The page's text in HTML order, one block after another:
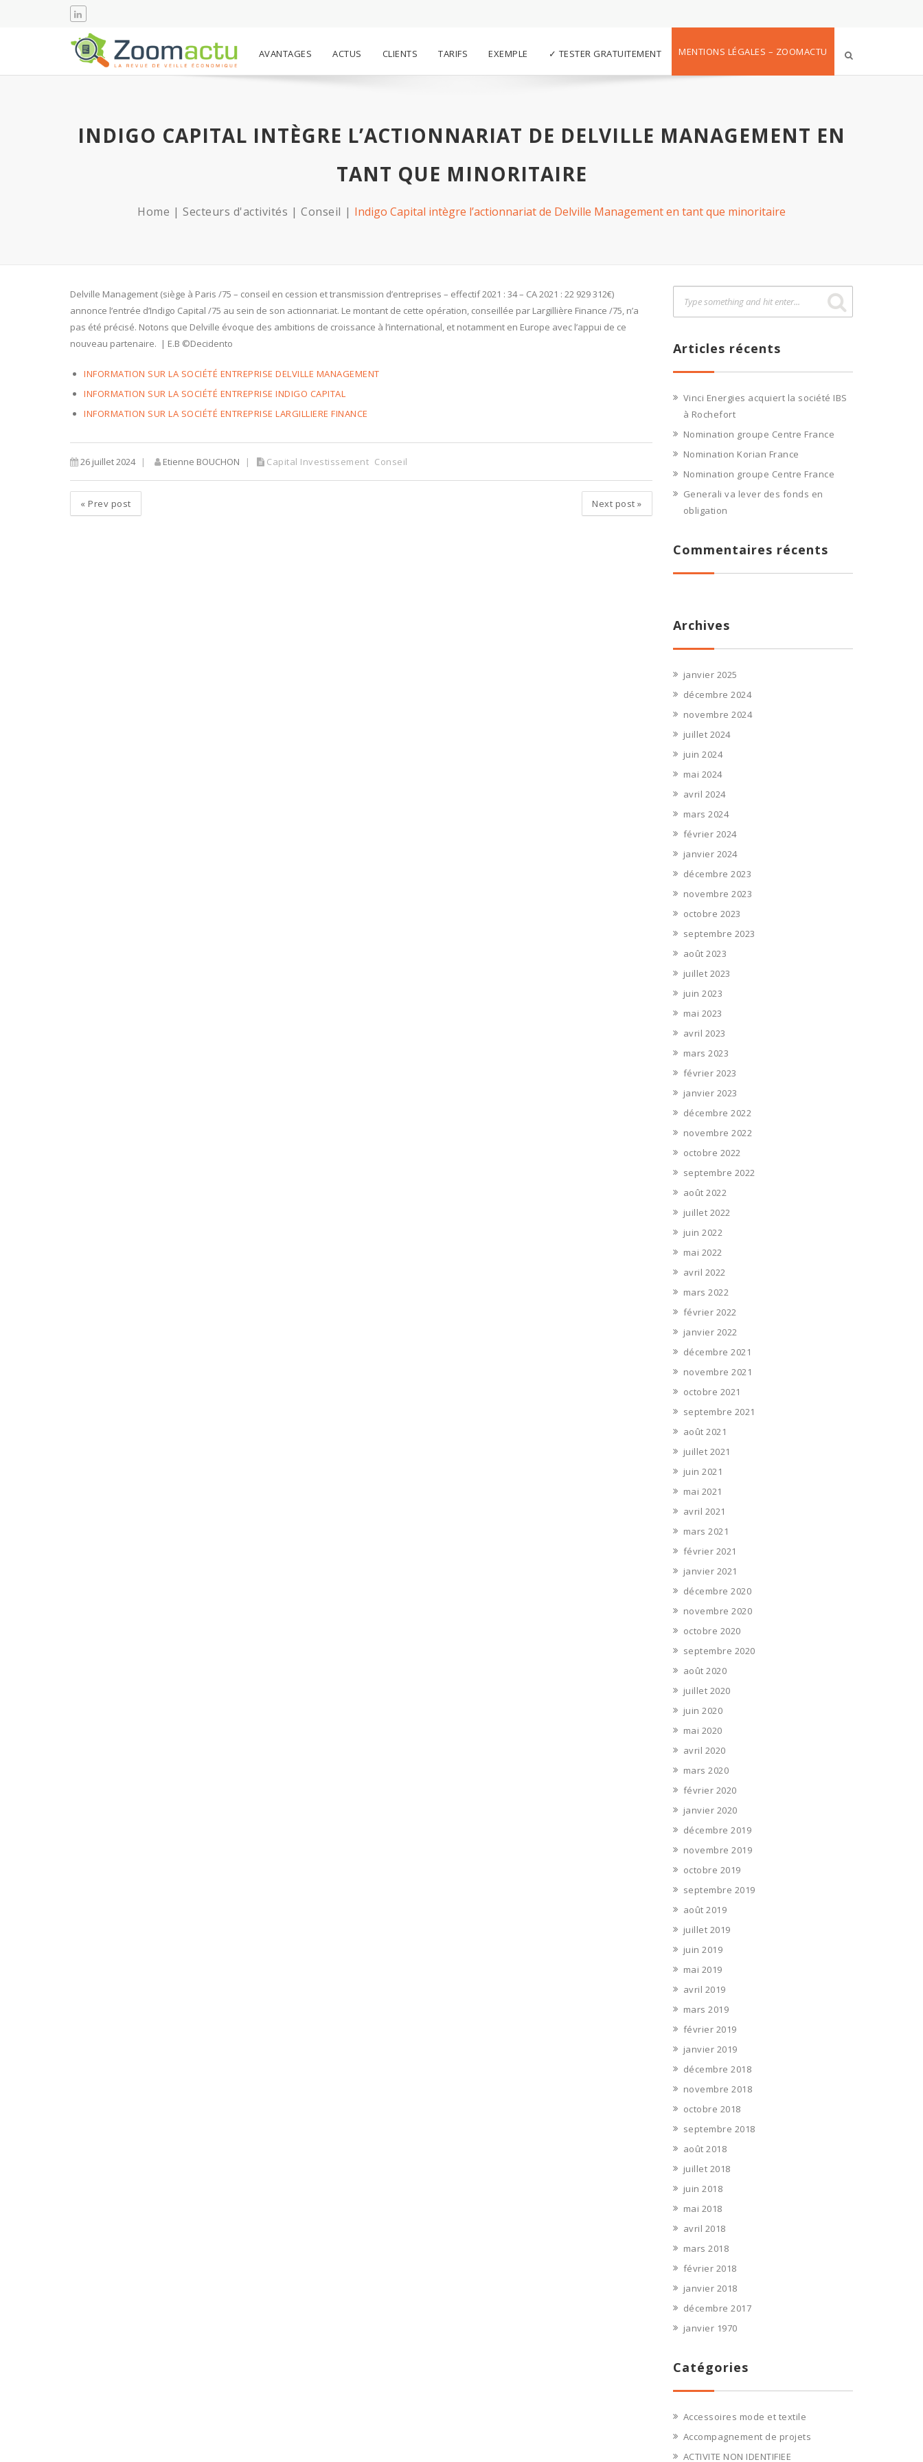
AVANTAGES ACTUS CLIENTS TARIFS EXEMPLE ✓ TESTER GRATUITEMENT MENTIONS LÉGALES – ZOOMACTU
INDIGO CAPITAL INTÈGRE L’ACTIONNARIAT DE DELVILLE MANAGEMENT EN
TANT QUE MINORITAIRE
Home Secteurs d'activités Conseil Indigo Capital intègre l’actionnariat de Delville Management en tant que minoritaire
Delville Management (siège à Paris /75 – conseil en cession et transmission d’entreprises – effectif 2021 : 34 – CA 2021 : 22 929 312€)
annonce l’entrée d’Indigo Capital /75 au sein de son actionnariat. Le montant de cette opération, conseillée par Largillière Finance /75, n’a
pas été précisé. Notons que Delville évoque des ambitions de croissance à l’international, et notamment en Europe avec l’appui de ce
nouveau partenaire. | E.B ©Decidento
INFORMATION SUR LA SOCIÉTÉ ENTREPRISE DELVILLE MANAGEMENT
INFORMATION SUR LA SOCIÉTÉ ENTREPRISE INDIGO CAPITAL
INFORMATION SUR LA SOCIÉTÉ ENTREPRISE LARGILLIERE FINANCE
26 juillet 2024 Etienne BOUCHON Capital Investissement Conseil
« Prev post Next post »
Articles récents
Vinci Energies acquiert la société IBS
à Rochefort
Nomination groupe Centre France
Nomination Korian France
Nomination groupe Centre France
Generali va lever des fonds en
obligation
Commentaires récents
Archives
janvier 2025
décembre 2024
novembre 2024
juillet 2024
juin 2024
mai 2024
avril 2024
mars 2024
février 2024
janvier 2024
décembre 2023
novembre 2023
octobre 2023
septembre 2023
août 2023
juillet 2023
juin 2023
mai 2023
avril 2023
mars 2023
février 2023
janvier 2023
décembre 2022
novembre 2022
octobre 2022
septembre 2022
août 2022
juillet 2022
juin 2022
mai 2022
avril 2022
mars 2022
février 2022
janvier 2022
décembre 2021
novembre 2021
octobre 2021
septembre 2021
août 2021
juillet 2021
juin 2021
mai 2021
avril 2021
mars 2021
février 2021
janvier 2021
décembre 2020
novembre 2020
octobre 2020
septembre 2020
août 2020
juillet 2020
juin 2020
mai 2020
avril 2020
mars 2020
février 2020
janvier 2020
décembre 2019
novembre 2019
octobre 2019
septembre 2019
août 2019
juillet 2019
juin 2019
mai 2019
avril 2019
mars 2019
février 2019
janvier 2019
décembre 2018
novembre 2018
octobre 2018
septembre 2018
août 2018
juillet 2018
juin 2018
mai 2018
avril 2018
mars 2018
février 2018
janvier 2018
décembre 2017
janvier 1970
Catégories
Accessoires mode et textile
Accompagnement de projets
ACTIVITE NON IDENTIFIEE